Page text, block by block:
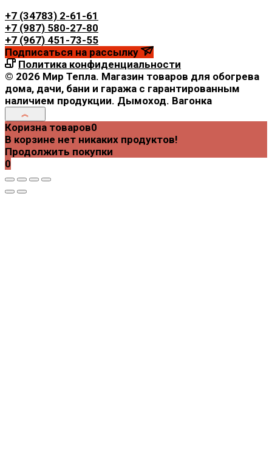
+7 (34783) 2-61-61
+7 (987) 580-27-80
+7 (967) 451-73-55
Подписаться на рассылку
Политика конфиденциальности
© 2026 Мир Тепла. Магазин товаров для обогрева
дома, дачи, бани и гаража с гарантированным
наличием продукции. Дымоход. Вагонка
Коризна товаров0
В корзине нет никаких продуктов!
Продолжить покупки
0